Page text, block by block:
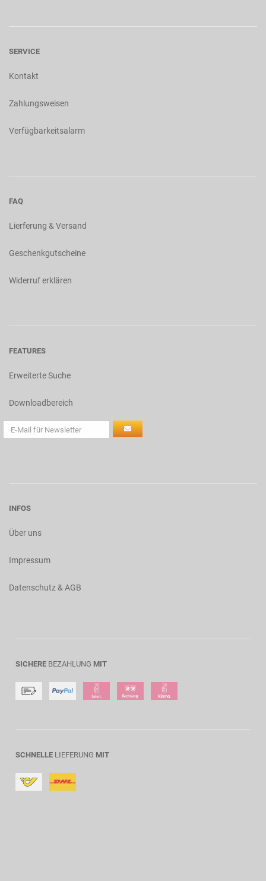
SERVICE
Kontakt
Zahlungsweisen
Verfügbarkeitsalarm
FAQ
Lierferung & Versand
Geschenkgutscheine
Widerruf erklären
FEATURES
Erweiterte Suche
Downloadbereich
INFOS
Über uns
Impressum
Datenschutz & AGB
SICHERE BEZAHLUNG MIT
SCHNELLE LIEFERUNG MIT